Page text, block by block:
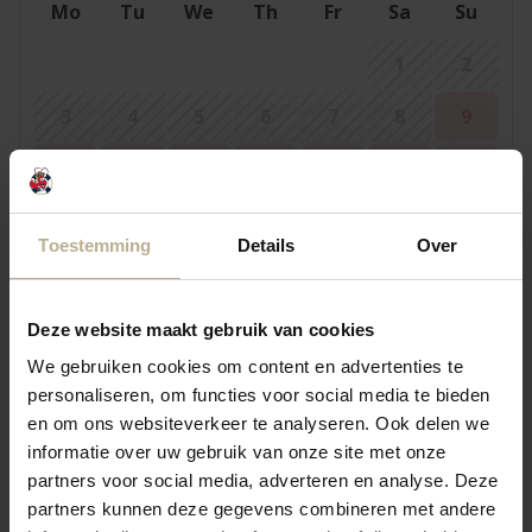
Toestemming Details Over
Deze website maakt gebruik van cookies
We gebruiken cookies om content en advertenties te
personaliseren, om functies voor social media te bieden
en om ons websiteverkeer te analyseren. Ook delen we
informatie over uw gebruik van onze site met onze
partners voor social media, adverteren en analyse. Deze
partners kunnen deze gegevens combineren met andere
Mo Tu We Th Fr Sa
Su
17
18 19 20 21 22
23
24
25 26 27 28 29 30
31
September 2026
Mo Tu We Th Fr Sa
1 2 3 4 5 6